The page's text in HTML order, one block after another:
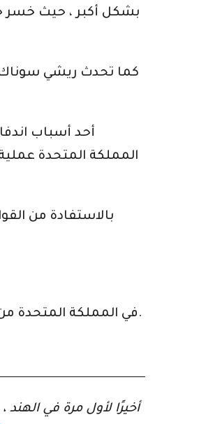
كما تحدث ريشي سوناك
أحد أسباب
بالاستفادة من
جعلت هيئة السلوك المالي (FCA) في المملكة المتحدة من الإلزامي لجميع شركات التشفير الالتزام بقواعد قانون الخدمات المالية والأسواق.